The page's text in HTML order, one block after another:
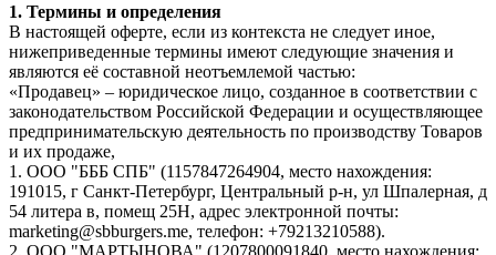
1. Термины и определения
В настоящей оферте, если из контекста не следует иное,
нижеприведенные термины имеют следующие значения и
являются её составной неотъемлемой частью:
«Продавец» – юридическое лицо, созданное в соответствии с
законодательством Российской Федерации и осуществляющее
предпринимательскую деятельность по производству Товаров
и их продаже,
1. ООО "БББ СПБ" (1157847264904, место нахождения:
191015, г Санкт-Петербург, Центральный р-н, ул Шпалерная, д
54 литера в, помещ 25Н, адрес электронной почты:
marketing@sbburgers.me, телефон: +79213210588).
2. ООО "МАРТЫНОВА" (1207800091840, место нахождения: